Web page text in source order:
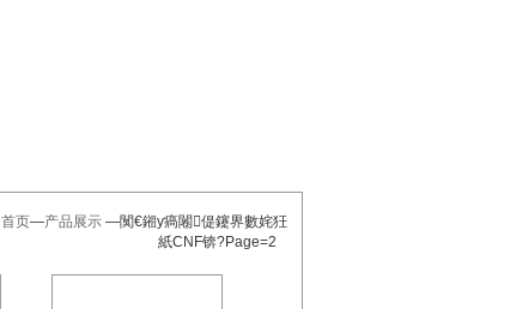
首页—产品展示—闃€鎺у瘑闂偍鑳界數姹狅
紙CNF锛?Page=2